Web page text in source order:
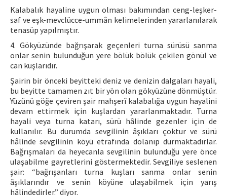
Kalabalık hayaline uygun olması bakımından ceng-leşker-
saf ve eşk-mevclücce-ummân kelimelerinden yararlanılarak
tenasüp yapılmıştır.
4. Gökyüzünde bağrışarak geçenleri turna sürüsü sanma
onlar senin bulunduğun yere bölük bölük çekilen gönül ve
can kuşlarıdır.
Şairin bir önceki beyitteki deniz ve denizin dalgaları hayali,
bu beyitte tamamen zıt bir yön olan gökyüzüne dönmüştür.
Yüzünü göğe çeviren şair mahşerî kalabalığa uygun hayalini
devam ettirmek için kuşlardan yararlanmaktadır. Turna
hayali veya turna katarı, sürü hâlinde gezenler için de
kullanılır. Bu durumda sevgilinin âşıkları çoktur ve sürü
hâlinde sevgilinin köyü etrafında dolanıp durmaktadırlar.
Bağrışmaları da heyecanla sevgilinin bulunduğu yere önce
ulaşabilme gayretlerini göstermektedir. Sevgiliye seslenen
şair: “bağrışanları turna kuşları sanma onlar senin
âşıklarındır ve senin köyüne ulaşabilmek için yarış
hâlindedirler.” diyor.